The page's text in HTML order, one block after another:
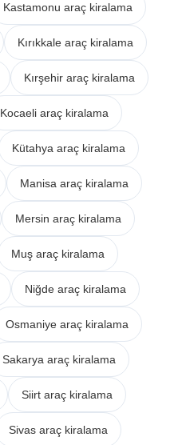
Kastamonu araç kiralama
Kırıkkale araç kiralama
Kırşehir araç kiralama
Kocaeli araç kiralama
Kütahya araç kiralama
Manisa araç kiralama
Mersin araç kiralama
Muş araç kiralama
Niğde araç kiralama
Osmaniye araç kiralama
Sakarya araç kiralama
Siirt araç kiralama
Sivas araç kiralama